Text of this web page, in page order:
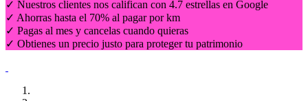
✓ Nuestros clientes nos califican con 4.7 estrellas en Google
✓ Ahorras hasta el 70% al pagar por km
✓ Pagas al mes y cancelas cuando quieras
✓ Obtienes un precio justo para proteger tu patrimonio